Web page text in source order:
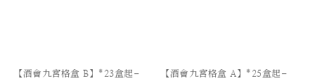
【酒會九宮格盒 B】*23盒起-
【酒會九宮格盒 A】*25盒起-